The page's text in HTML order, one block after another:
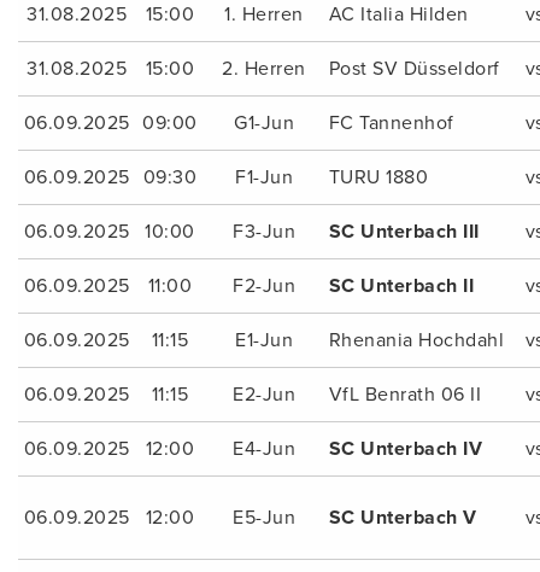
31.08.2025 15:00 1. Herren AC Italia Hilden
31.08.2025 15:00 2. Herren Post SV Düsseldorf
06.09.2025 09:00 G1-Jun FC Tannenhof
06.09.2025 09:30 F1-Jun TURU 1880
06.09.2025 10:00 F3-Jun SC Unterbach III
06.09.2025 11:00 F2-Jun SC Unterbach II
06.09.2025 11:15 E1-Jun Rhenania Hochdahl
06.09.2025 11:15 E2-Jun VfL Benrath 06 II
06.09.2025 12:00 E4-Jun SC Unterbach IV
06.09.2025 12:00 E5-Jun SC Unterbach V